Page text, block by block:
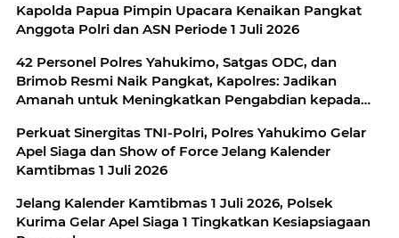
Kapolda Papua Pimpin Upacara Kenaikan Pangkat
Anggota Polri dan ASN Periode 1 Juli 2026
42 Personel Polres Yahukimo, Satgas ODC, dan
Brimob Resmi Naik Pangkat, Kapolres: Jadikan
Amanah untuk Meningkatkan Pengabdian kepada
‎Perkuat Sinergitas TNI-Polri, Polres Yahukimo Gelar
Apel Siaga dan Show of Force Jelang Kalender
‎Jelang Kalender Kamtibmas 1 Juli 2026, Polsek
Kurima Gelar Apel Siaga 1 Tingkatkan Kesiapsiagaan